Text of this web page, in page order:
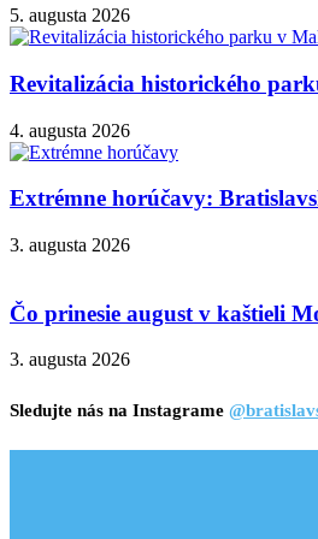
5. augusta 2026
Revitalizácia historického
4. augusta 2026
Extrémne horúčavy:
3. augusta 2026
Čo prinesie august v kaštieli
3. augusta 2026
Sledujte nás na Instagrame